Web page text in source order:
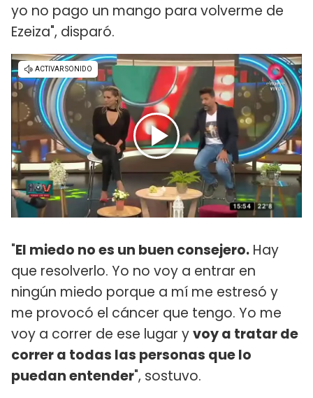
yo no pago un mango para volverme de
Ezeiza", disparó.
"El miedo no es un buen consejero. Hay
que resolverlo. Yo no voy a entrar en
ningún miedo porque a mí me estresó y
me provocó el cáncer que tengo. Yo me
voy a correr de ese lugar yvoy a tratar de
correr a todas las personas que lo
puedan entender", sostuvo.